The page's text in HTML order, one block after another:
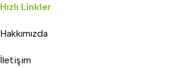
Hızlı Linkler
Hakkımızda
İletişim